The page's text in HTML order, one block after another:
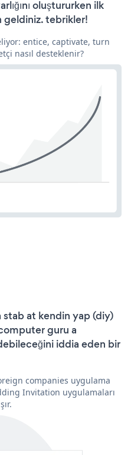
oluştururken ilk
geldiniz. tebrikler!
entice, captivate, turn
nasıl desteklenir?
stab at kendin yap (diy)
guru a
iddia eden bir
companies uygulama
Invitation uygulamaları